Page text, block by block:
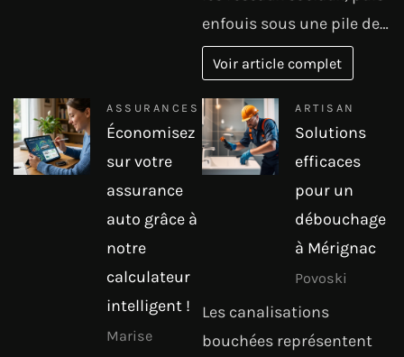
enfouis sous une pile de…
Voir article complet
ASSURANCES
Économisez
sur votre
assurance
auto grâce à
notre
calculateur
intelligent !
Marise
ARTISAN
Solutions
efficaces
pour un
débouchage
à Mérignac
Povoski
Les canalisations
bouchées représentent